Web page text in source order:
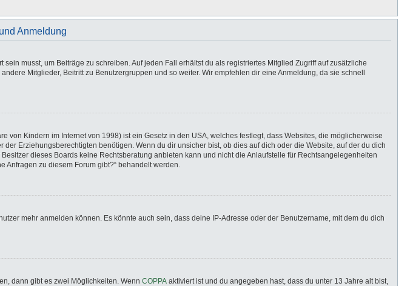
Anmeldung
musst, um Beiträge zu schreiben. Auf jeden Fall erhältst du als registriertes Mitglied Zugriff auf zusätzliche
Mitglieder, Beitritt zu Benutzergruppen und so weiter. Wir empfehlen dir eine Anmeldung, da sie schnell
von Kindern im Internet von 1998) ist ein Gesetz in den USA, welches festlegt, dass Websites, die möglicherweise
Erziehungsberechtigten benötigen. Wenn du dir unsicher bist, ob dies auf dich oder die Website, auf der du dich
dieses Boards keine Rechtsberatung anbieten kann und nicht die Anlaufstelle für Rechtsangelegenheiten
Anfragen zu diesem Forum gibt?“ behandelt werden.
mehr anmelden können. Es könnte auch sein, dass deine IP-Adresse oder der Benutzername, mit dem du dich
dann gibt es zwei Möglichkeiten. Wenn COPPA aktiviert ist und du angegeben hast, dass du unter 13 Jahre alt bist,